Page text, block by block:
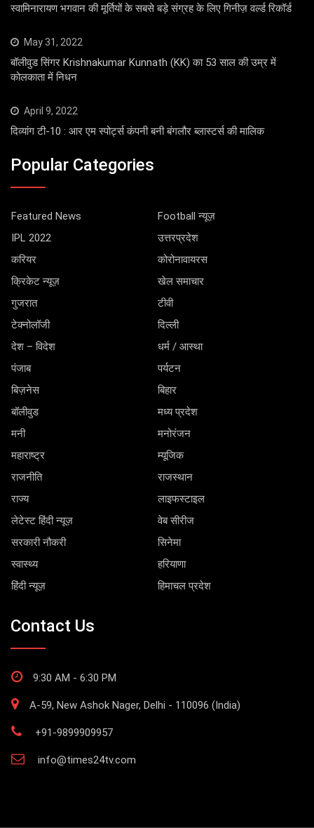
स्वामिनारायण भगवान की मूर्तियों के सबसे बड़े संग्रह के लिए गिनीज़ वर्ल्ड रिकॉर्ड
May 31, 2022
बॉलीवुड सिंगर Krishnakumar Kunnath (KK) का 53 साल की उम्र में
कोलकाता में निधन
April 9, 2022
दिव्यांग टी-10 : आर एम स्पोर्ट्स कंपनी बनी बंगलौर ब्लास्टर्स की मालिक
Popular Categories
Featured News
Football न्यूज़
IPL 2022
उत्तरप्रदेश
करियर
कोरोनावायरस
क्रिकेट न्यूज़
खेल समाचार
गुजरात
टीवी
टेक्नोलॉजी
दिल्ली
देश – विदेश
धर्म / आस्था
पंजाब
पर्यटन
बिज़नेस
बिहार
बॉलीवुड
मध्य प्रदेश
मनी
मनोरंजन
महाराष्ट्र
म्यूजिक
राजनीति
राजस्थान
राज्य
लाइफस्टाइल
लेटेस्ट हिंदी न्यूज़
वेब सीरीज
सरकारी नौकरी
सिनेमा
स्वास्थ्य
हरियाणा
हिंदी न्यूज़
हिमाचल प्रदेश
Contact Us
9:30 AM - 6:30 PM
A-59, New Ashok Nager, Delhi - 110096 (India)
+91-9899909957
info@times24tv.com